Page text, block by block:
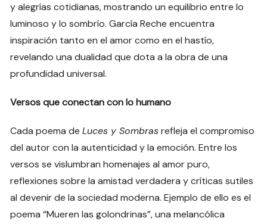
y alegrías cotidianas, mostrando un equilibrio entre lo
luminoso y lo sombrío. García Reche encuentra
inspiración tanto en el amor como en el hastío,
revelando una dualidad que dota a la obra de una
profundidad universal.
Versos que conectan con lo humano
Cada poema deLuces y Sombrasrefleja el compromiso
del autor con la autenticidad y la emoción. Entre los
versos se vislumbran homenajes al amor puro,
reflexiones sobre la amistad verdadera y críticas sutiles
al devenir de la sociedad moderna. Ejemplo de ello es el
poema “Mueren las golondrinas”, una melancólica